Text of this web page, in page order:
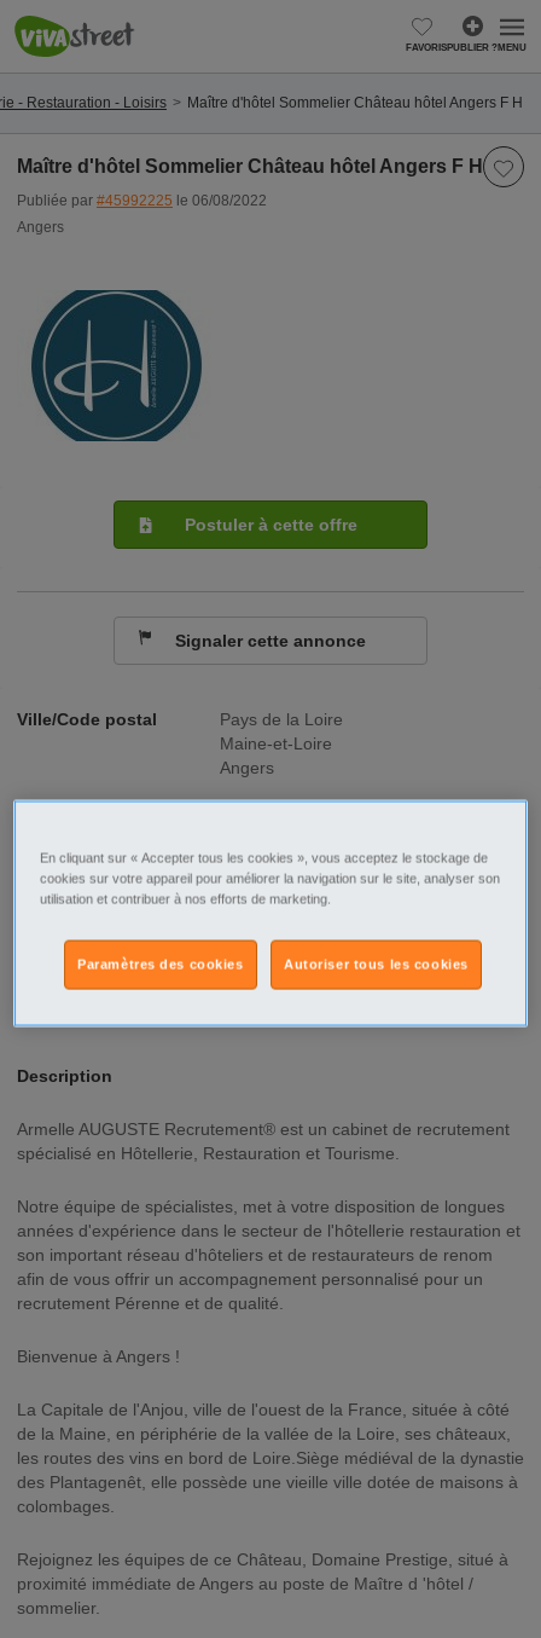
FAVORISPUBLIER ?MENU
- Restauration - Loisirs Maître d'hôtel Sommelier Château hôtel Angers F H
Maître d'hôtel Sommelier Château hôtel Angers F H
Publiée par #45992225 le 06/08/2022
Angers
Ville/Code postal
Pays de la Loire
Maine-et-Loire
Angers
Raison sociale Armelle AUGUSTE Recrutement®
No SIREN 889502787
Fonction Tourisme - Hôtellerie - Restauration
Type de contrat CDI
Description
Armelle AUGUSTE Recrutement® est un cabinet de recrutement
spécialisé en Hôtellerie, Restauration et Tourisme.
Notre équipe de spécialistes, met à votre disposition de longues
années d'expérience dans le secteur de l'hôtellerie restauration et
son important réseau d'hôteliers et de restaurateurs de renom
afin de vous offrir un accompagnement personnalisé pour un
recrutement Pérenne et de qualité.
Bienvenue à Angers !
La Capitale de l'Anjou, ville de l'ouest de la France, située à côté
de la Maine, en périphérie de la vallée de la Loire, ses châteaux,
les routes des vins en bord de Loire.Siège médiéval de la dynastie
des Plantagenêt, elle possède une vieille ville dotée de maisons à
colombages.
Rejoignez les équipes de ce Château, Domaine Prestige, situé à
proximité immédiate de Angers au poste de Maître d 'hôtel /
sommelier.
Postuler à cette offre
Signaler cette annonce
En cliquant sur « Accepter tous les cookies », vous acceptez le stockage de
cookies sur votre appareil pour améliorer la navigation sur le site, analyser son
utilisation et contribuer à nos efforts de marketing.
Autoriser tous les cookies
Paramètres des cookies